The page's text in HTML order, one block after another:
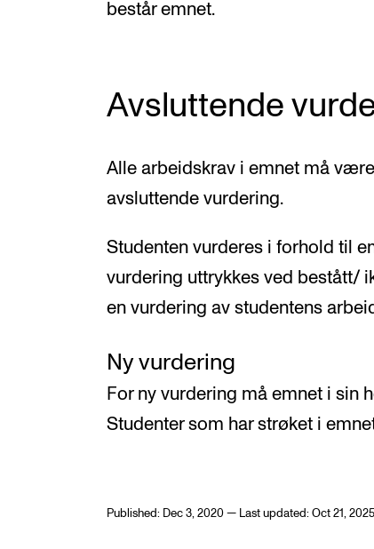
består emnet.
Avsluttende
Alle arbeidskrav i emnet må
avsluttende vurdering.
Studenten vurderes i forhold til
vurdering uttrykkes ved bestått/
en vurdering av studentens
Ny vurdering
For ny vurdering må emnet i sin
Studenter som har strøket i
Published: Dec 3, 2020 — Last updated: Oct 21, 2025